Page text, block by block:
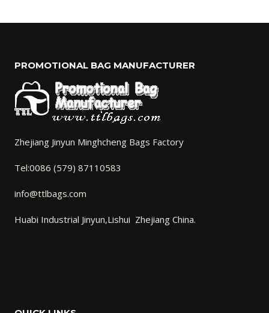
PROMOTIONAL BAG MANUFACTURER
Zhejiang Jinyun Minghcheng Bags Factory
Tel:0086 (579) 87110583
info@ttlbags.com
Huabi Industrial Jinyun,Lishui Zhejiang China.